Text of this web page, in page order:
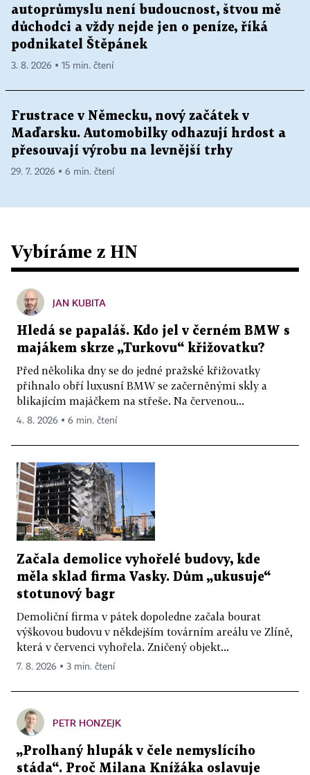
autoprůmyslu není budoucnost, štvou mě
důchodci a vždy nejde jen o peníze, říká
podnikatel Štěpánek
3. 8. 2026 ▪ 15 min. čtení
Frustrace v Německu, nový začátek v
Maďarsku. Automobilky odhazují hrdost a
přesouvají výrobu na levnější trhy
29. 7. 2026 ▪ 6 min. čtení
Vybíráme z HN
JAN KUBITA
Hledá se papaláš. Kdo jel v černém BMW s
majákem skrze „Turkovu“ křižovatku?
Před několika dny se do jedné pražské křižovatky
přihnalo obří luxusní BMW se začerněnými skly a
blikajícím majáčkem na střeše. Na červenou...
4. 8. 2026 ▪ 6 min. čtení
Začala demolice vyhořelé budovy, kde
měla sklad firma Vasky. Dům „ukusuje“
stotunový bagr
Demoliční firma v pátek dopoledne začala bourat
výškovou budovu v někdejším továrním areálu ve Zlíně,
která v červenci vyhořela. Zničený objekt...
7. 8. 2026 ▪ 3 min. čtení
PETR HONZEJK
„Prolhaný hlupák v čele nemyslícího
stáda“. Proč Milana Knížáka oslavuje